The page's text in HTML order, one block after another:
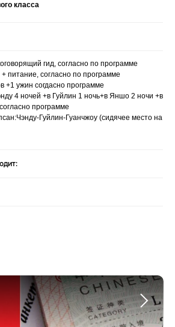
класса
гид, согласно по программе
питание, согласно по программе
+1 ужин согдасно программе
4 ночей +в Гуйлин 1 ночь+в Яншо 2 ночи +в
программе
Гуйлин-Гуанчжоу (сидячее место на